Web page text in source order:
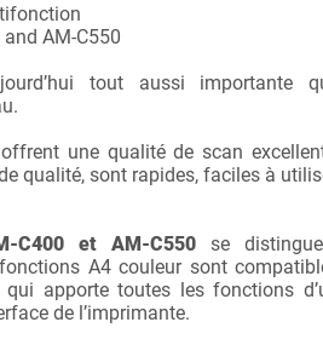
AM-C550
tout aussi importante
une qualité de scan
qualité, sont rapides, faciles à
C400 et AM-C550se
A4 couleur sont
apporte toutes les fonctions
de l’imprimante.